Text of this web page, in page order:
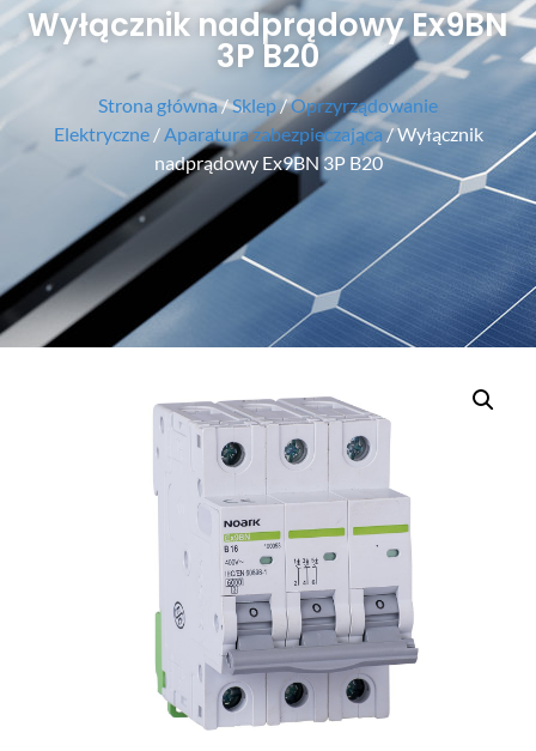
Wyłącznik nadprądowy Ex9BN
3P B20
Strona główna/Sklep/Oprzyrządowanie
Elektryczne/ Aparatura zabezpieczająca/ Wyłącznik
nadprądowy Ex9BN 3P B20